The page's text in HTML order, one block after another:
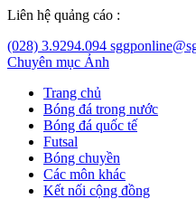
Liên hệ quảng cáo :
(028) 3.9294.094
Chuyên mục Ảnh
Trang chủ
Bóng đá trong nước
Bóng đá quốc tế
Futsal
Bóng chuyền
Các môn khác
Kết nối cộng đồng